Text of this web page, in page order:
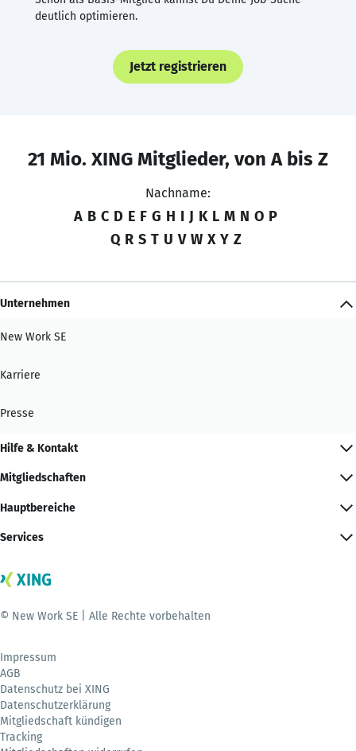
deutlich optimieren.
Jetzt registrieren
21 Mio. XING Mitglieder, von A bis Z
Nachname:
A B C D E F G H I J K L M N O P
Q R S T U V W X Y Z
Unternehmen
New Work SE
Karriere
Presse
Hilfe & Kontakt
Mitgliedschaften
Hauptbereiche
Services
© New Work SE | Alle Rechte vorbehalten
Impressum
AGB
Datenschutz bei XING
Datenschutzerklärung
Mitgliedschaft kündigen
Tracking